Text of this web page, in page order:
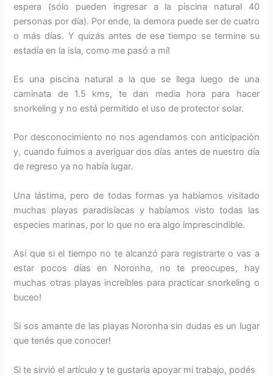
espera (sólo pueden ingresar a la piscina natural 40
personas por día). Por ende, la demora puede ser de cuatro
o más días. Y quizás antes de ese tiempo se termine su
estadía en la isla, como me pasó a mí!
Es una piscina natural a la que se llega luego de una
caminata de 1.5 kms, te dan media hora para hacer
snorkeling y no está permitido el uso de protector solar.
Por desconocimiento no nos agendamos con anticipación
y, cuando fuimos a averiguar dos días antes de nuestro día
de regreso ya no había lugar.
Una lástima, pero de todas formas ya habíamos visitado
muchas playas paradisíacas y habíamos visto todas las
especies marinas, por lo que no era algo imprescindible.
Así que si el tiempo no te alcanzó para registrarte o vas a
estar pocos días en Noronha, no te preocupes, hay
muchas otras playas increíbles para practicar snorkeling o
buceo!
Si sos amante de las playas Noronha sin dudas es un lugar
que tenés que conocer!
Si te sirvió el artículo y te gustaría apoyar mi trabajo, podés